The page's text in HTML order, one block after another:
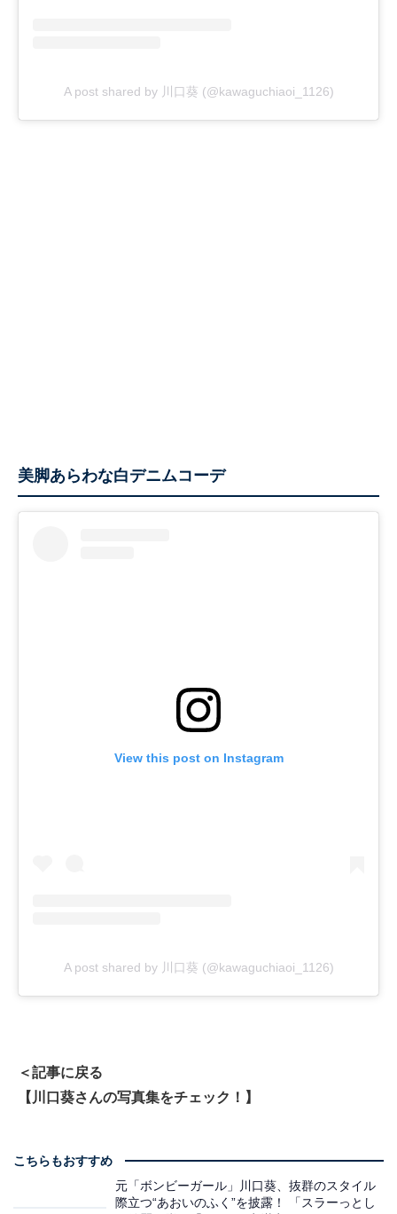
A post shared by 川口葵 (@kawaguchiaoi_1126)
美脚あらわな白デニムコーデ
View this post on Instagram
A post shared by 川口葵 (@kawaguchiaoi_1126)
＜記事に戻る
【川口葵さんの写真集をチェック！】
こちらもおすすめ
元「ボンビーガール」川口葵、抜群のスタイル
際立つ“あおいのふく”を披露！ 「スラーっとし